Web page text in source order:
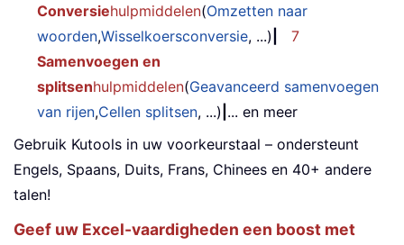
Conversiehulpmiddelen(Omzetten naar
woorden,Wisselkoersconversie, ...)
7
Samenvoegen en
splitsenhulpmiddelen(Geavanceerd samenvoegen
van rijen,Cellen splitsen, ...) ... en meer
Gebruik Kutools in uw voorkeurstaal – ondersteunt
Engels, Spaans, Duits, Frans, Chinees en 40+ andere
talen!
Geef uw Excel-vaardigheden een boost met